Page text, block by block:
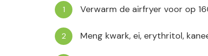
Verwarm de airfryer voor op
Meng kwark, ei, erythritol,